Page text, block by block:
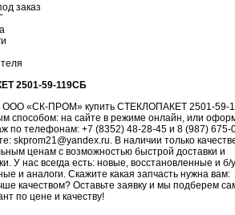
заказ
2501-59-119СБ
ООО «СК-ПРОМ» купить СТЕКЛОПАКЕТ 2501-59-
способом: на сайте в режиме онлайн, или
по телефонам: +7 (8352) 48-28-45и 8 (987) 675-
skprom21@yandex.ru. В наличии только
ценам с возможностью быстрой доставки и
У нас всегда есть: новые, восстановленные и б/у
и аналоги. Скажите какая запчасть нужна вам:
качеством? Оставьте заявку и мы подберем
по цене и качеству!